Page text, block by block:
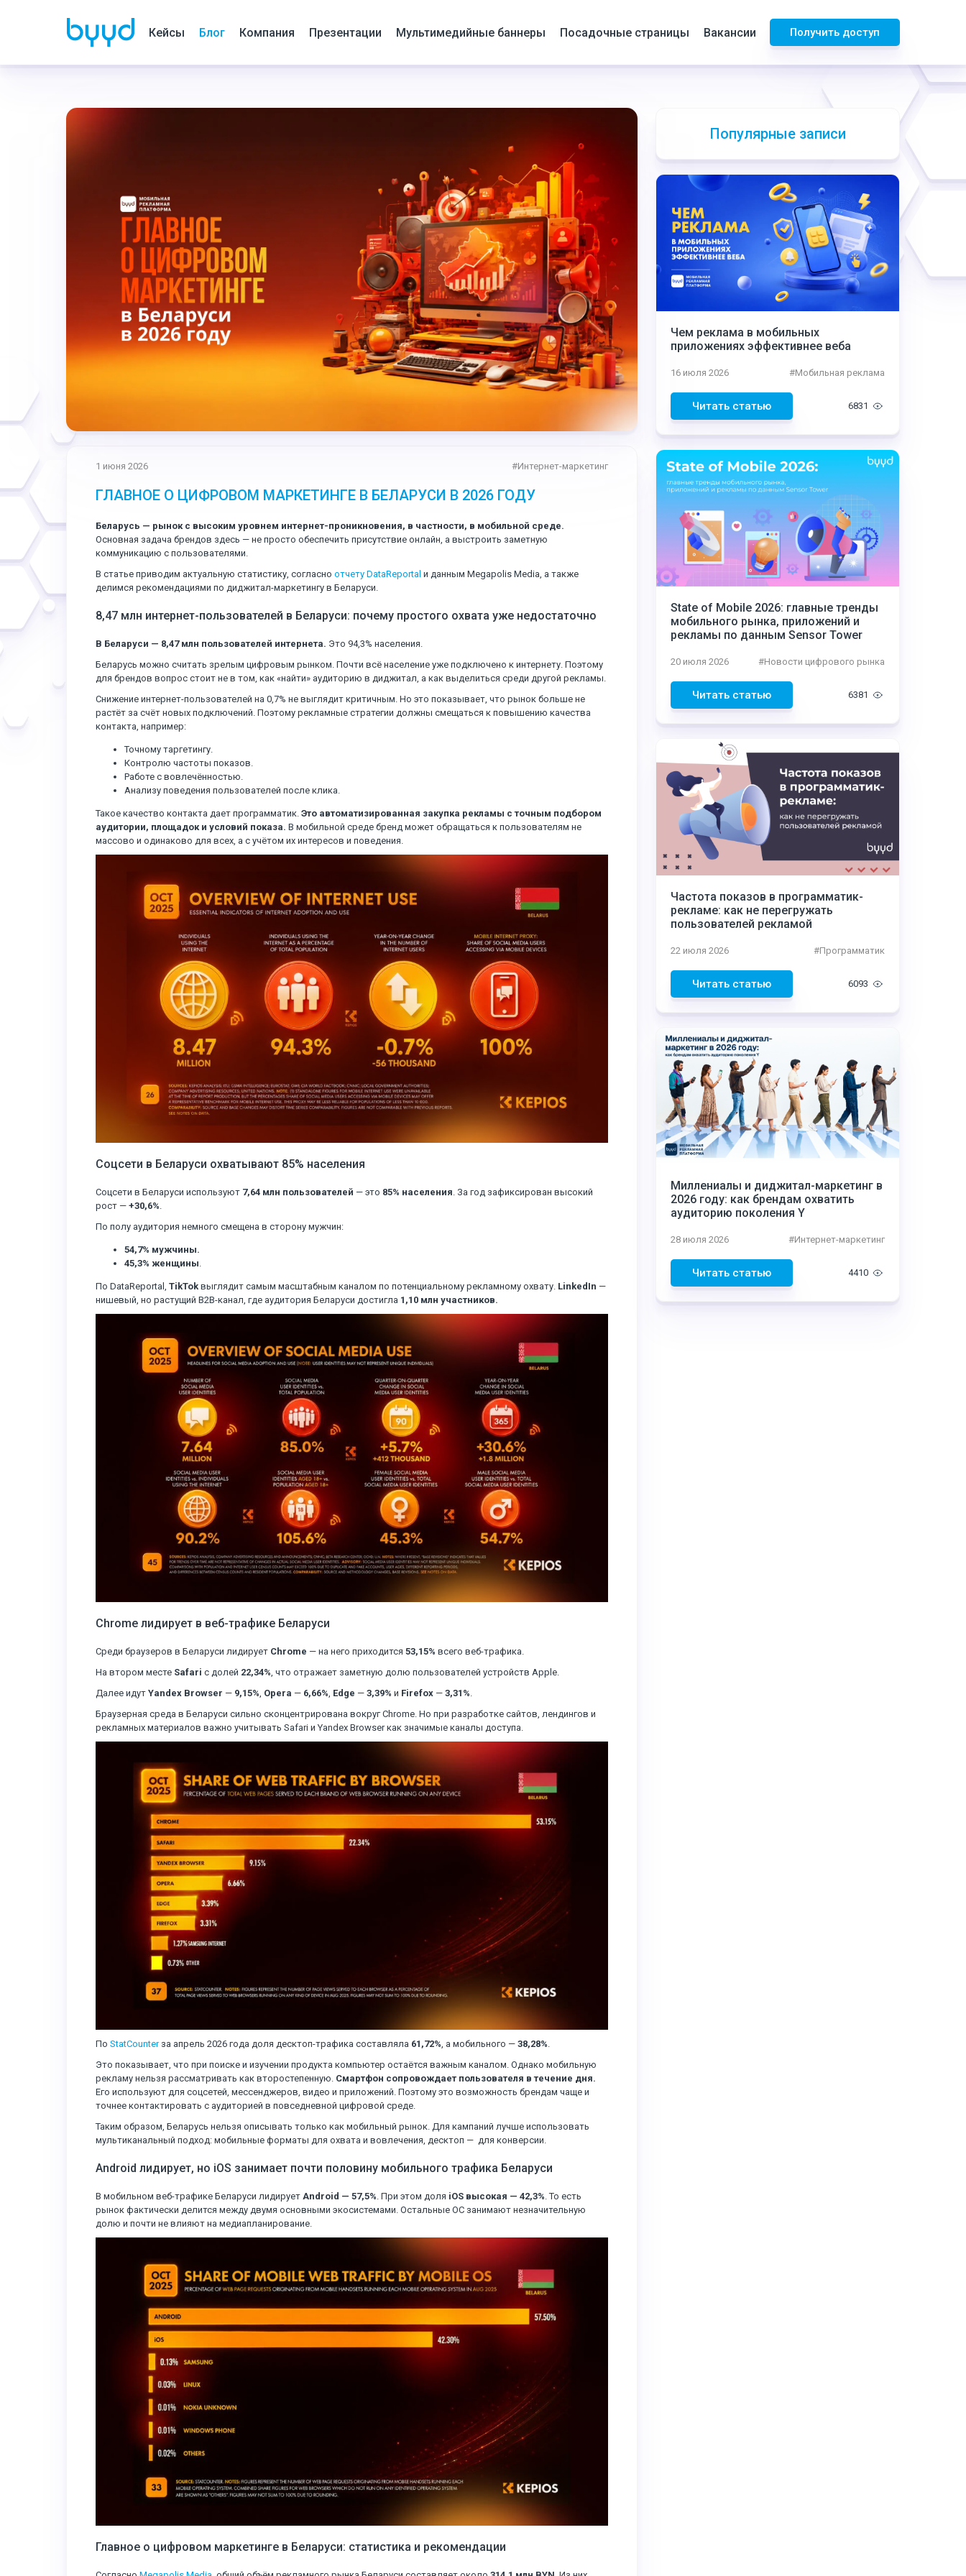
Кейсы Блог Компания Презентации Мультимедийные баннеры Посадочные страницы Вакансии Получить доступ
1 июня 2026 #Интернет-маркетинг
ГЛАВНОЕ О ЦИФРОВОМ МАРКЕТИНГЕ В БЕЛАРУСИ В 2026 ГОДУ
Беларусь — рынок с высоким уровнем интернет-проникновения, в частности, в мобильной среде.
Основная задача брендов здесь — не просто обеспечить присутствие онлайн, а выстроить заметную
коммуникацию с пользователями.
В статье приводим актуальную статистику, согласно отчету DataReportal и данным Megapolis Media, а также
делимся рекомендациями по диджитал-маркетингу в Беларуси.
8,47 млн интернет-пользователей в Беларуси: почему простого охвата уже недостаточно
В Беларуси — 8,47 млн пользователей интернета. Это 94,3% населения.
Беларусь можно считать зрелым цифровым рынком. Почти всё население уже подключено к интернету. Поэтому
для брендов вопрос стоит не в том, как «найти» аудиторию в диджитал, а как выделиться среди другой рекламы.
Снижение интернет-пользователей на 0,7% не выглядит критичным. Но это показывает, что рынок больше не
растёт за счёт новых подключений. Поэтому рекламные стратегии должны смещаться к повышению качества
контакта, например:
Точному таргетингу.
Контролю частоты показов.
Работе с вовлечённостью.
Анализу поведения пользователей после клика.
Такое качество контакта дает программатик. Это автоматизированная закупка рекламы с точным подбором
аудитории, площадок и условий показа. В мобильной среде бренд может обращаться к пользователям не
массово и одинаково для всех, а с учётом их интересов и поведения.
Соцсети в Беларуси охватывают 85% населения
Соцсети в Беларуси используют 7,64 млн пользователей — это 85% населения. За год зафиксирован высокий
рост — +30,6%.
По полу аудитория немного смещена в сторону мужчин:
54,7% мужчины.
45,3% женщины.
По DataReportal, TikTok выглядит самым масштабным каналом по потенциальному рекламному охвату. LinkedIn —
нишевый, но растущий B2B-канал, где аудитория Беларуси достигла 1,10 млн участников.
Chrome лидирует в веб-трафике Беларуси
Среди браузеров в Беларуси лидирует Chrome — на него приходится 53,15% всего веб-трафика.
На втором месте Safari с долей 22,34%, что отражает заметную долю пользователей устройств Apple.
Далее идут Yandex Browser — 9,15%, Opera — 6,66%, Edge — 3,39% и Firefox — 3,31%.
Браузерная среда в Беларуси сильно сконцентрирована вокруг Chrome. Но при разработке сайтов, лендингов и
рекламных материалов важно учитывать Safari и Yandex Browser как значимые каналы доступа.
По StatCounterза апрель 2026 года доля десктоп-трафика составляла 61,72%, а мобильного — 38,28%.
Это показывает, что при поиске и изучении продукта компьютер остаётся важным каналом. Однако мобильную
рекламу нельзя рассматривать как второстепенную. Смартфон сопровождает пользователя в течение дня.
Его используют для соцсетей, мессенджеров, видео и приложений. Поэтому это возможность брендам чаще и
точнее контактировать с аудиторией в повседневной цифровой среде.
Таким образом, Беларусь нельзя описывать только как мобильный рынок. Для кампаний лучше использовать
мультиканальный подход: мобильные форматы для охвата и вовлечения, десктоп — для конверсии.
Android лидирует, но iOS занимает почти половину мобильного трафика Беларуси
В мобильном веб-трафике Беларуси лидирует Android — 57,5%. При этом доля iOS высокая — 42,3%. То есть
рынок фактически делится между двумя основными экосистемами. Остальные ОС занимают незначительную
долю и почти не влияют на медиапланирование.
Главное о цифровом маркетинге в Беларуси: статистика и рекомендации
Популярные записи
Чем реклама в мобильных
приложениях эффективнее веба
16 июля 2026 #Мобильная реклама
Читать статью 6831
State of Mobile 2026: главные тренды
мобильного рынка, приложений и
рекламы по данным Sensor Tower
20 июля 2026 #Новости цифрового рынка
Читать статью 6381
Частота показов в программатик-
рекламе: как не перегружать
пользователей рекламой
22 июля 2026 #Программатик
Читать статью 6093
Миллениалы и диджитал-маркетинг в
2026 году: как брендам охватить
аудиторию поколения Y
28 июля 2026 #Интернет-маркетинг
Читать статью 4410